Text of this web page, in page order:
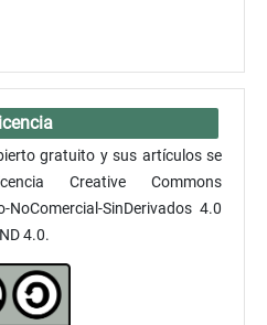
gratuito y sus artículos se
Creative Commons
NoComercial-SinDerivados 4.0
4.0.